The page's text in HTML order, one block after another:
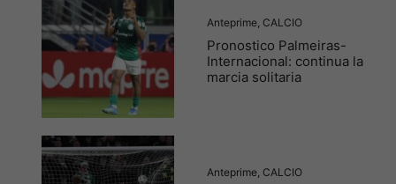
Anteprime CALCIO
Pronostico Palmeiras-
Internacional: continua la
marcia solitaria
Anteprime CALCIO